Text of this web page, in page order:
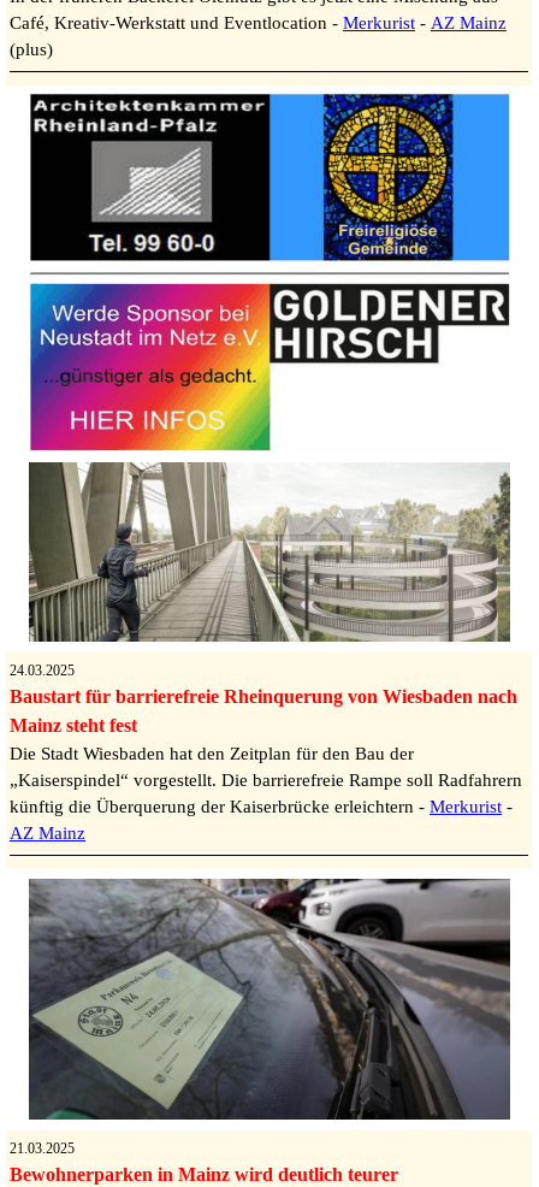
Café, Kreativ-Werkstatt und Eventlocation - Merkurist - AZ Mainz
(plus)
24.03.2025
Baustart für barrierefreie Rheinquerung von Wiesbaden nach
Mainz steht fest
Die Stadt Wiesbaden hat den Zeitplan für den Bau der
„Kaiserspindel“ vorgestellt. Die barrierefreie Rampe soll Radfahrern
künftig die Überquerung der Kaiserbrücke erleichtern - Merkurist -
AZ Mainz
21.03.2025
Bewohnerparken in Mainz wird deutlich teurer